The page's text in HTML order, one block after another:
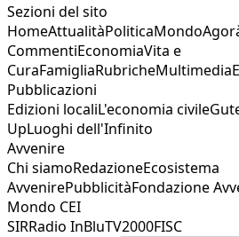
Sezioni del sito
HomeAttualitàPoliticaMondo
CommentiEconomiaVita e
CuraFamigliaRubricheMultimedia
Pubblicazioni
Edizioni localiL'economia civile
UpLuoghi dell'Infinito
Avvenire
Chi siamoRedazioneEcosistema
AvvenirePubblicitàFondazione
Mondo CEI
SIRRadio InBluTV2000FISC